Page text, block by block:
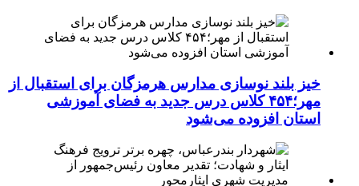
خیز بلند نوسازی مدارس هرمزگان برای استقبال از
مهر؛۴۵۴ کلاس درس جدید به فضای آموزشی
استان افزوده می‌شود